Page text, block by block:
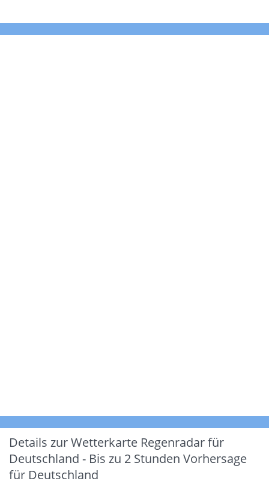
Details zur Wetterkarte Regenradar für
Deutschland - Bis zu 2 Stunden Vorhersage
für Deutschland